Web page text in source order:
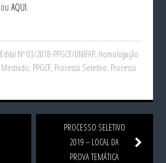
ouAQUI.
Edital Nº 03/2018-PPGCF/UNIFAP, Homologação
Mestrado, PPGCF, Processo Seletivo, Processo
PROCESSO SELETIVO
2019 – LOCAL DA
PROVA TEMÁTICA